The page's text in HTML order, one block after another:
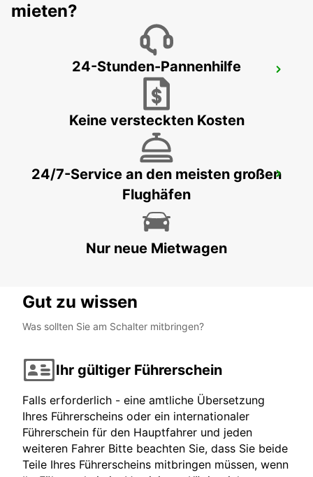
MILOS STADT
PAROS HAFEN
mieten?
24-Stunden-Pannenhilfe
Keine versteckten Kosten
24/7-Service an den meisten großen
Flughäfen
Nur neue Mietwagen
Gut zu wissen
Was sollten Sie am Schalter mitbringen?
Ihr gültiger Führerschein
Falls erforderlich - eine amtliche Übersetzung
Ihres Führerscheins oder ein internationaler
Führerschein für den Hauptfahrer und jeden
weiteren Fahrer Bitte beachten Sie, dass Sie beide
Teile Ihres Führerscheins mitbringen müssen, wenn